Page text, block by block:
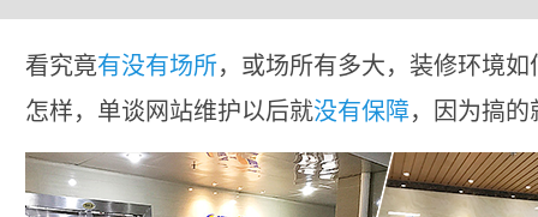
看究竟有没有场所，或场所有多大，装修环境
怎样，单谈网站维护以后就没有保障，因为搞